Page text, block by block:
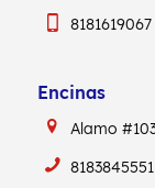
8181619067
Encinas
Alamo
8183845551